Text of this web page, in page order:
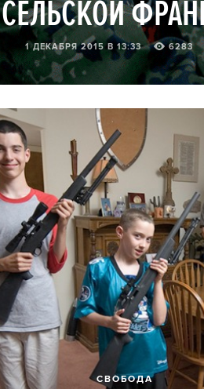
СЕЛЬСКОЙ
1 ДЕКАБРЯ 2015 В 13:33 6283
СВОБОДА